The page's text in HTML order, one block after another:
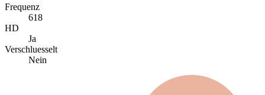
Frequenz
618
HD
Ja
Verschluesselt
Nein